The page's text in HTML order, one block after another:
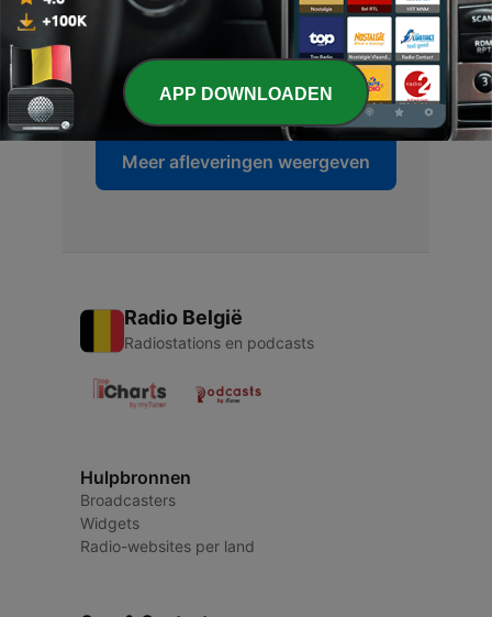
28 mei 2021
Ted Bundy
21 mei 2021
Meer afleveringen weergeven
Radio België
Radiostations en podcasts
Hulpbronnen
Broadcasters
Widgets
Radio-websites per land
APP DOWNLOADEN